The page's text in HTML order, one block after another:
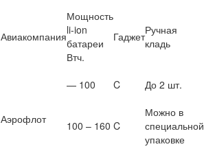
Авиакомпания
Мощность
li-ion
батареи
Втч.
ГаджетРучная
кладь
Аэрофлот
— 100 C До 2 шт.
100 – 160 C
Можно в
специальной
упаковке